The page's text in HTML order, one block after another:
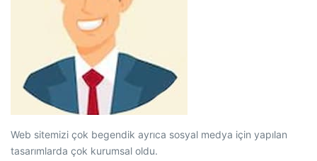
Web sitemizi çok begendik ayrıca sosyal medya için yapılan
tasarımlarda çok kurumsal oldu.